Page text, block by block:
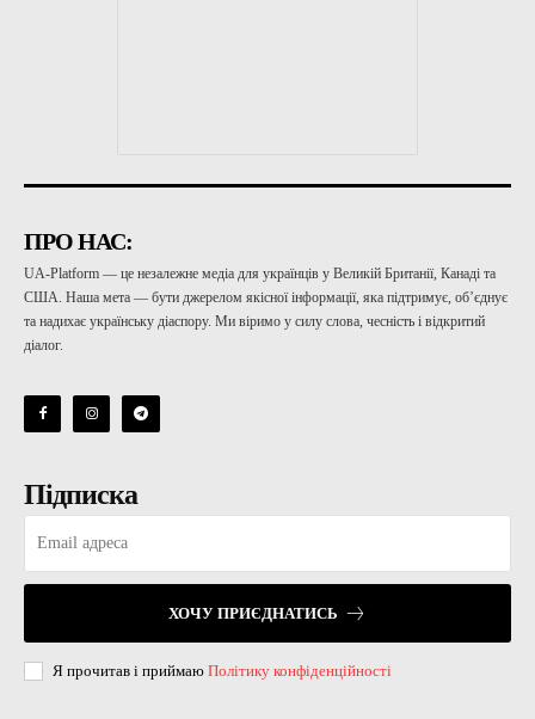
ПРО НАС:
UA-Platform — це незалежне медіа для українців у Великій Британії, Канаді та
США. Наша мета — бути джерелом якісної інформації, яка підтримує, об’єднує
та надихає українську діаспору. Ми віримо у силу слова, чесність і відкритий
діалог.
Підписка
ХОЧУ ПРИЄДНАТИСЬ
Я прочитав і приймаю Політику конфіденційності